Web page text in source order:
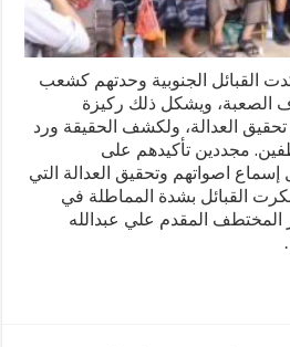
القبائل الجنوبية وحدتهم كشعب
الصعبة، ويشكل ذلك ركيزة
العدالة، ولكشف الحقيقة ورد
مجددين تأكيدهم على
اصواتهم وتحقيق العدالة التي
القبائل بشدة المماطلة في
المقدم علي عبدالله